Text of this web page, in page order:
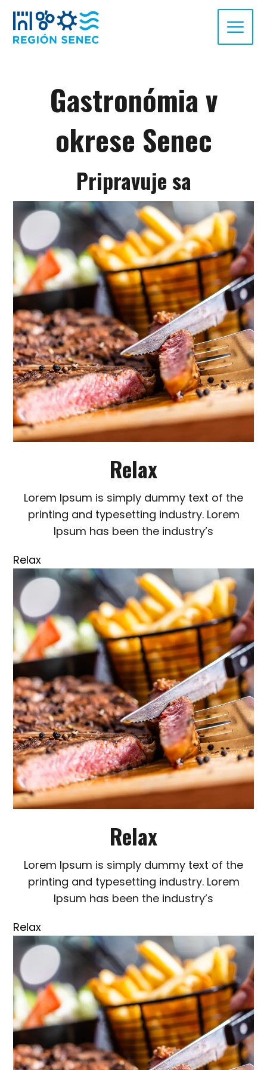
Gastronómia v
okrese Senec
Pripravuje sa
Relax
Lorem Ipsum is simply dummy text of the
printing and typesetting industry. Lorem
Ipsum has been the industry’s
Relax
Relax
Lorem Ipsum is simply dummy text of the
printing and typesetting industry. Lorem
Ipsum has been the industry’s
Relax